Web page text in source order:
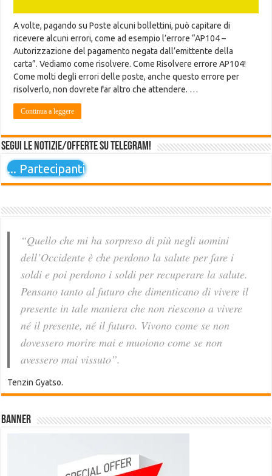
A volte, pagando su Poste alcuni bollettini, può capitare di
ricevere alcuni errori, come ad esempio l’errore “AP104 –
Autorizzazione del pagamento negata dall’emittente della
carta”. Vediamo come risolvere. Come Risolvere errore AP104!
Come molti degli errori delle poste, anche questo errore per
risolverlo, non dovrete far altro che attendere. …
Continua a leggere
Segui le notizie/offerte su Telegram!
... Partecipanti
“Quello che mi ha sorpreso di più negli uomini
dell’Occidente è che perdono la salute per fare i
soldi e poi perdono i soldi per recuperare la salute.
Pensano tanto al futuro che dimenticano di vivere il
presente in tale maniera che non riescono a vivere
né il presente, né il futuro. Vivono come se non
dovessero morire mai e muoiono come se non
avessero mai vissuto”.
Tenzin Gyatso.
Banner